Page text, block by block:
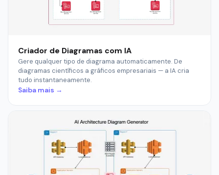
Criador de Diagramas com IA
Gere qualquer tipo de diagrama automaticamente. De
diagramas científicos a gráficos empresariais — a IA cria
tudo instantaneamente.
Saiba mais →